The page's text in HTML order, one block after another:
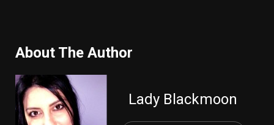
About The Author
Lady Blackmoon